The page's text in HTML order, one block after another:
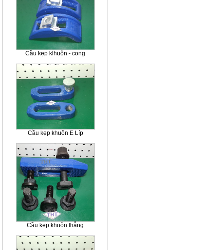
Cầu kẹp klhuôn - cong
Cầu kẹp khuôn E Líp
Cầu kẹp khuôn thẳng